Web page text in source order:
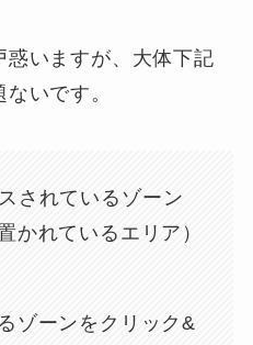
いますが、大体下記
いです。
されているゾーン
かれているエリア）
ゾーンをクリック&